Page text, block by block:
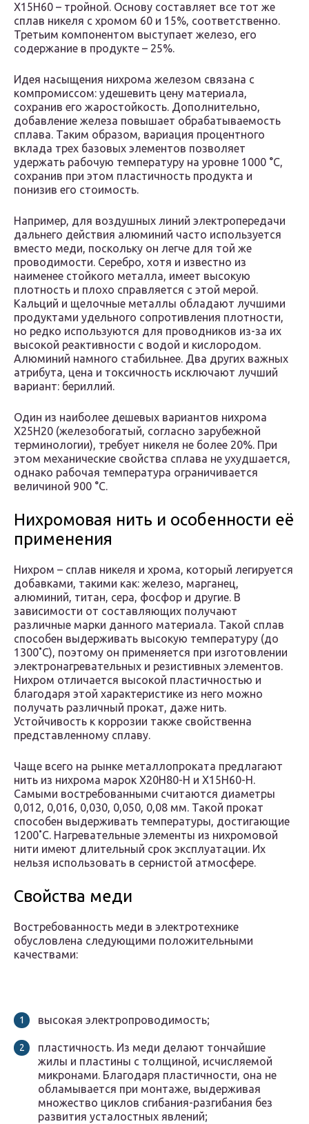
Х15Н60 – тройной. Основу составляет все тот же
сплав никеля с хромом 60 и 15%, соответственно.
Третьим компонентом выступает железо, его
содержание в продукте – 25%.
Идея насыщения нихрома железом связана с
компромиссом: удешевить цену материала,
сохранив его жаростойкость. Дополнительно,
добавление железа повышает обрабатываемость
сплава. Таким образом, вариация процентного
вклада трех базовых элементов позволяет
удержать рабочую температуру на уровне 1000 °С,
сохранив при этом пластичность продукта и
понизив его стоимость.
Например, для воздушных линий электропередачи
дальнего действия алюминий часто используется
вместо меди, поскольку он легче для той же
проводимости. Серебро, хотя и известно из
наименее стойкого металла, имеет высокую
плотность и плохо справляется с этой мерой.
Кальций и щелочные металлы обладают лучшими
продуктами удельного сопротивления плотности,
но редко используются для проводников из-за их
высокой реактивности с водой и кислородом.
Алюминий намного стабильнее. Два других важных
атрибута, цена и токсичность исключают лучший
вариант: бериллий.
Один из наиболее дешевых вариантов нихрома
Х25Н20 (железобогатый, согласно зарубежной
терминологии), требует никеля не более 20%. При
этом механические свойства сплава не ухудшается,
однако рабочая температура ограничивается
величиной 900 °С.
Нихромовая нить и особенности её
применения
Нихром – сплав никеля и хрома, который легируется
добавками, такими как: железо, марганец,
алюминий, титан, сера, фосфор и другие. В
зависимости от составляющих получают
различные марки данного материала. Такой сплав
способен выдерживать высокую температуру (до
1300˚C), поэтому он применяется при изготовлении
электронагревательных и резистивных элементов.
Нихром отличается высокой пластичностью и
благодаря этой характеристике из него можно
получать различный прокат, даже нить.
Устойчивость к коррозии также свойственна
представленному сплаву.
Чаще всего на рынке металлопроката предлагают
нить из нихрома марок Х20Н80-Н и Х15Н60-Н.
Самыми востребованными считаются диаметры
0,012, 0,016, 0,030, 0,050, 0,08 мм. Такой прокат
способен выдерживать температуры, достигающие
1200˚C. Нагревательные элементы из нихромовой
нити имеют длительный срок эксплуатации. Их
нельзя использовать в сернистой атмосфере.
Свойства меди
Востребованность меди в электротехнике
обусловлена следующими положительными
качествами:
высокая электропроводимость;
пластичность. Из меди делают тончайшие
жилы и пластины с толщиной, исчисляемой
микронами. Благодаря пластичности, она не
обламывается при монтаже, выдерживая
множество циклов сгибания-разгибания без
развития усталостных явлений;